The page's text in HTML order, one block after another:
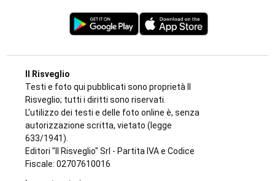
IL NOTO ATTORE
Luca Argentero sostiene Sergio:
“Ridiamogli la libertà” con un montascale